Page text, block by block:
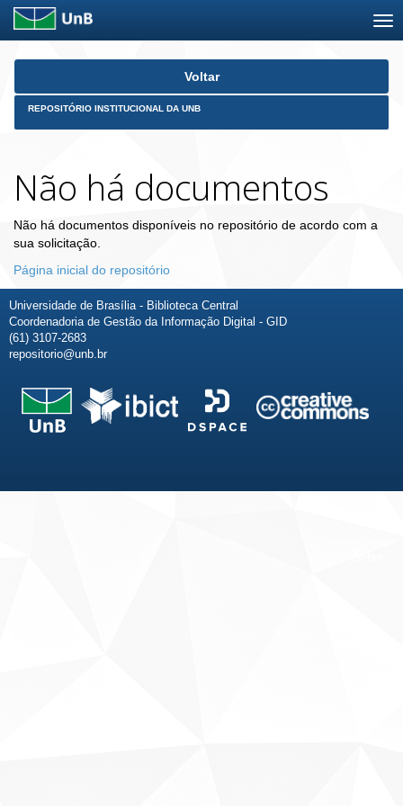
Skip
Voltar
REPOSITÓRIO INSTITUCIONAL DA UNB
Não há documentos
Não há documentos disponíveis no repositório de acordo com a
sua solicitação.
Página inicial do repositório
Universidade de Brasília - Biblioteca Central
Coordenadoria de Gestão da Informação Digital - GID
(61) 3107-2683
repositorio@unb.br